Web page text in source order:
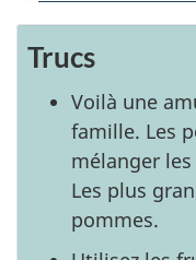
Trucs
Voilà une
famille. Les
mélanger
Les plus
pommes.